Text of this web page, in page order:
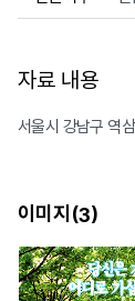
자료 내용
서울시 강남구 역
이미지(3)